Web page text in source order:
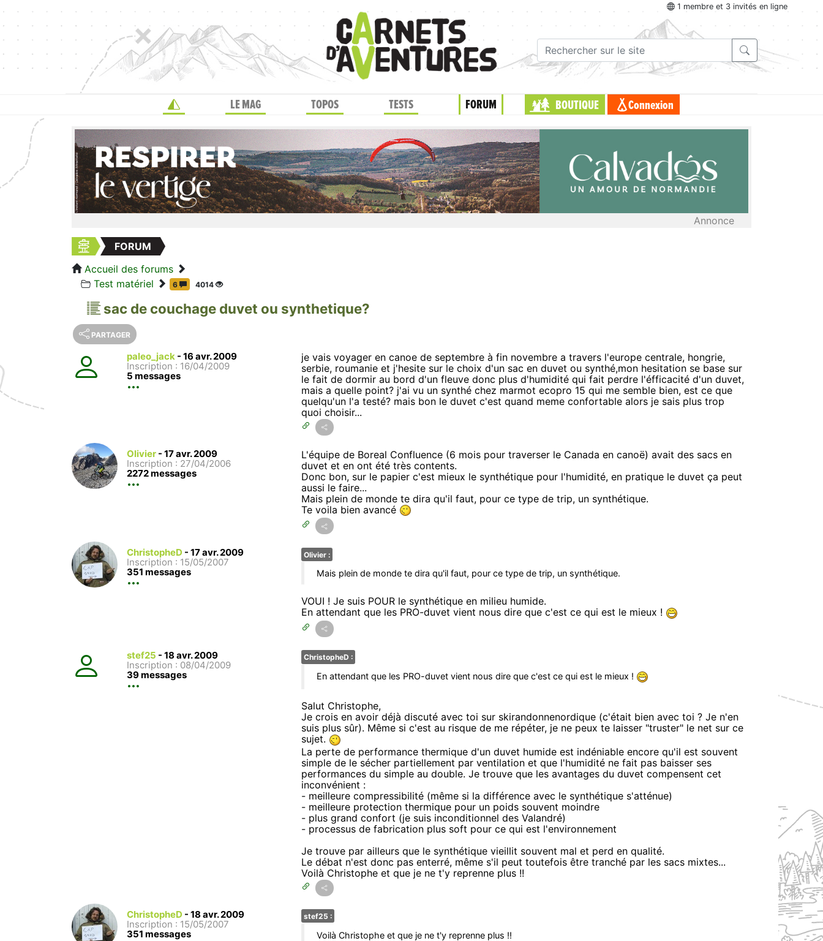
1 membre et 3 invités en ligne
LE MAG TOPOS TESTS FORUM BOUTIQUE Connexion
Annonce
FORUM
Accueil des forums
Test matériel
6 4014
sac de couchage duvet ou synthetique?
PARTAGER
paleo_jack - 16 avr. 2009
Inscription : 16/04/2009
5 messages
je vais voyager en canoe de septembre à fin novembre a travers l'europe centrale, hongrie,
serbie, roumanie et j'hesite sur le choix d'un sac en duvet ou synthé,mon hesitation se base sur
le fait de dormir au bord d'un fleuve donc plus d'humidité qui fait perdre l'éfficacité d'un duvet,
mais a quelle point? j'ai vu un synthé chez marmot ecopro 15 qui me semble bien, est ce que
quelqu'un l'a testé? mais bon le duvet c'est quand meme confortable alors je sais plus trop
quoi choisir...
Olivier - 17 avr. 2009
Inscription : 27/04/2006
2272 messages
L'équipe de Boreal Confluence (6 mois pour traverser le Canada en canoë) avait des sacs en
duvet et en ont été très contents.
Donc bon, sur le papier c'est mieux le synthétique pour l'humidité, en pratique le duvet ça peut
aussi le faire...
Mais plein de monde te dira qu'il faut, pour ce type de trip, un synthétique.
Te voila bien avancé
ChristopheD - 17 avr. 2009
Inscription : 15/05/2007
351 messages
Olivier :
Mais plein de monde te dira qu'il faut, pour ce type de trip, un synthétique.
VOUI ! Je suis POUR le synthétique en milieu humide.
En attendant que les PRO-duvet vient nous dire que c'est ce qui est le mieux !
stef25 - 18 avr. 2009
Inscription : 08/04/2009
39 messages
ChristopheD :
En attendant que les PRO-duvet vient nous dire que c'est ce qui est le mieux !
Salut Christophe,
Je crois en avoir déjà discuté avec toi sur skirandonnenordique (c'était bien avec toi ? Je n'en
suis plus sûr). Même si c'est au risque de me répéter, je ne peux te laisser "truster" le net sur ce
sujet.
La perte de performance thermique d'un duvet humide est indéniable encore qu'il est souvent
simple de le sécher partiellement par ventilation et que l'humidité ne fait pas baisser ses
performances du simple au double. Je trouve que les avantages du duvet compensent cet
inconvénient :
- meilleure compressibilité (même si la différence avec le synthétique s'atténue)
- meilleure protection thermique pour un poids souvent moindre
- plus grand confort (je suis inconditionnel des Valandré)
- processus de fabrication plus soft pour ce qui est l'environnement
Je trouve par ailleurs que le synthétique vieillit souvent mal et perd en qualité.
Le débat n'est donc pas enterré, même s'il peut toutefois être tranché par les sacs mixtes...
Voilà Christophe et que je ne t'y reprenne plus !!
ChristopheD - 18 avr. 2009
Inscription : 15/05/2007
351 messages
stef25 :
Voilà Christophe et que je ne t'y reprenne plus !!